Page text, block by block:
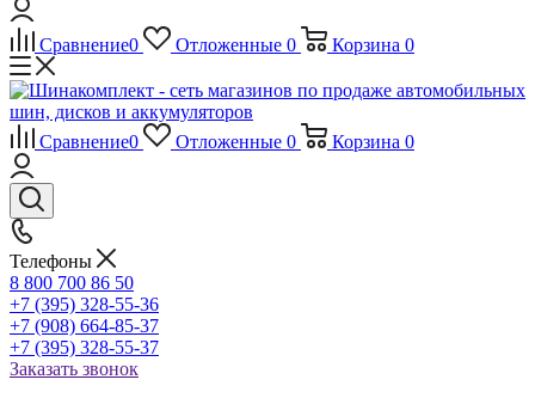
Сравнение0 Отложенные 0 Корзина 0
Сравнение0 Отложенные 0 Корзина 0
Телефоны
8 800 700 86 50
+7 (395) 328-55-36
+7 (908) 664-85-37
+7 (395) 328-55-37
Заказать звонок